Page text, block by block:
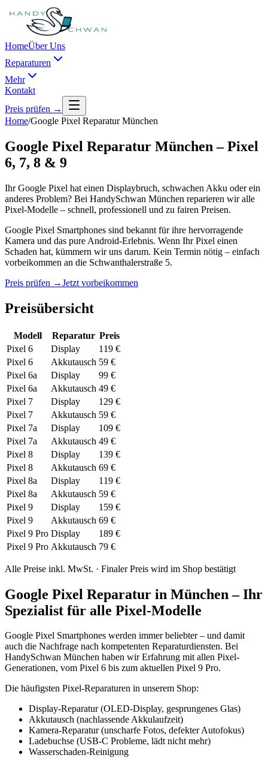
HomeÜber Uns
Reparaturen
Mehr
Kontakt
Preis prüfen →
Home/Google Pixel Reparatur München
Google Pixel Reparatur München – Pixel
6, 7, 8 & 9
Ihr Google Pixel hat einen Displaybruch, schwachen Akku oder ein
anderes Problem? Bei HandySchwan München reparieren wir alle
Pixel-Modelle – schnell, professionell und zu fairen Preisen.
Google Pixel Smartphones sind bekannt für ihre hervorragende
Kamera und das pure Android-Erlebnis. Wenn Ihr Pixel einen
Schaden hat, kümmern wir uns darum. Kein Termin nötig – einfach
vorbeikommen an die Schwanthalerstraße 5.
Preis prüfen →Jetzt vorbeikommen
Preisübersicht
Modell Reparatur Preis
Pixel 6
Display
119 €
Pixel 6
Akkutausch 59 €
Pixel 6a
Display
99 €
Pixel 6a
Akkutausch 49 €
Pixel 7
Display
129 €
Pixel 7
Akkutausch 59 €
Pixel 7a
Display
109 €
Pixel 7a
Akkutausch 49 €
Pixel 8
Display
139 €
Pixel 8
Akkutausch 69 €
Pixel 8a
Display
119 €
Pixel 8a
Akkutausch 59 €
Pixel 9
Display
159 €
Pixel 9
Akkutausch 69 €
Pixel 9 Pro Display
189 €
Pixel 9 Pro Akkutausch 79 €
Alle Preise inkl. MwSt. · Finaler Preis wird im Shop bestätigt
Google Pixel Reparatur in München – Ihr
Spezialist für alle Pixel-Modelle
Google Pixel Smartphones werden immer beliebter – und damit
auch die Nachfrage nach kompetenten Reparaturdiensten. Bei
HandySchwan München haben wir Erfahrung mit allen Pixel-
Generationen, vom Pixel 6 bis zum aktuellen Pixel 9 Pro.
Die häufigsten Pixel-Reparaturen in unserem Shop:
Display-Reparatur (OLED-Display, gesprungenes Glas)
Akkutausch (nachlassende Akkulaufzeit)
Kamera-Reparatur (unscharfe Fotos, defekter Autofokus)
Ladebuchse (USB-C Probleme, lädt nicht mehr)
Wasserschaden-Reinigung